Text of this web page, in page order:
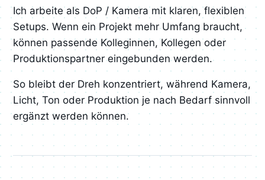
Ich arbeite als DoP / Kamera mit klaren, flexiblen
Setups. Wenn ein Projekt mehr Umfang braucht,
können passende Kolleginnen, Kollegen oder
Produktionspartner eingebunden werden.
So bleibt der Dreh konzentriert, während Kamera,
Licht, Ton oder Produktion je nach Bedarf sinnvoll
ergänzt werden können.